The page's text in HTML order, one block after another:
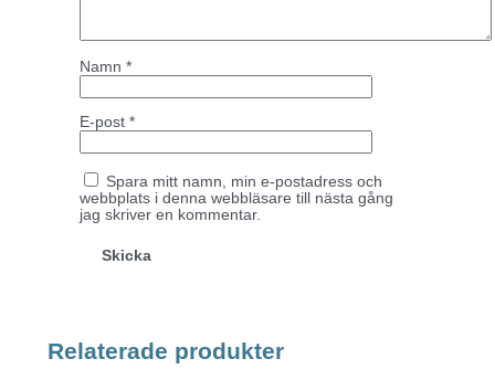
Namn *
E-post *
Spara mitt namn, min e-postadress och
webbplats i denna webbläsare till nästa gång
jag skriver en kommentar.
Relaterade produkter